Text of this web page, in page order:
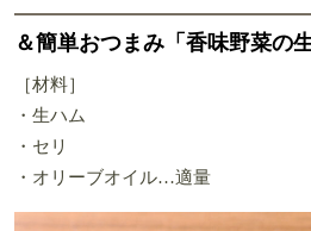
＆簡単おつまみ「香味野菜の
［材料］
・生ハム
・セリ
・オリーブオイル…適量